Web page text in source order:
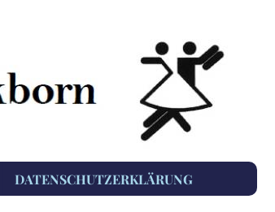
DATENSCHUTZERKLÄRUNG